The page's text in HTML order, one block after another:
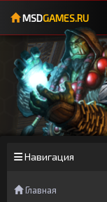
MSDGAMES.RU
Навигация
Главная